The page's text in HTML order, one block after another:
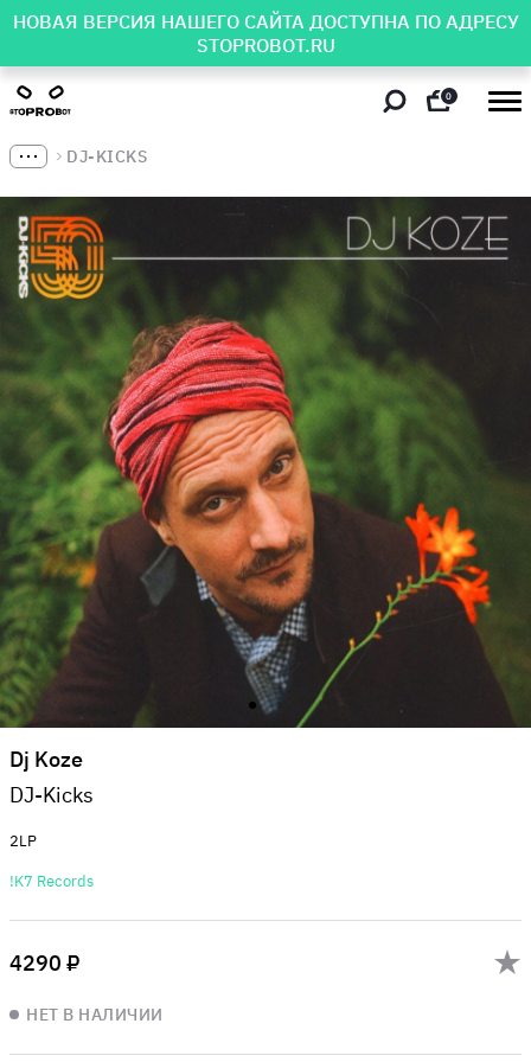
НОВАЯ ВЕРСИЯ НАШЕГО САЙТА ДОСТУПНА ПО АДРЕСУ
STOPROBOT.RU
0
DJ-KICKS
Dj Koze
DJ-Kicks
2LP
!K7 Records
4290 ₽
НЕТ В НАЛИЧИИ